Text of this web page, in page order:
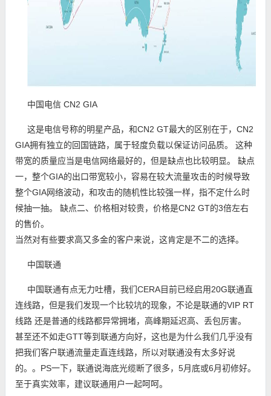
中国电信 CN2 GIA
这是电信号称的明星产品，和CN2 GT最大的区别在于，CN2
GIA拥有独立的回国链路，属于轻度负载以保证访问品质。 这种
带宽的质量应当是电信网络最好的，但是缺点也比较明显。 缺点
一，整个GIA的出口带宽较小，容易在较大流量攻击的时候导致
整个GIA网络波动，和攻击的随机性比较强一样，指不定什么时
候抽一抽。 缺点二、价格相对较贵，价格是CN2 GT的3倍左右
的售价。
当然对有些要求高又多金的客户来说，这肯定是不二的选择。
中国联通
中国联通有点无力吐槽，我们CERA目前已经启用20G联通直
连线路，但是我们发现一个比较坑的现象，不论是联通的VIP RT
线路 还是普通的线路都异常拥堵，高峰期延迟高、丢包厉害。
甚至还不如走GTT等到联通方向好，这也是为什么我们几乎没有
把我们客户联通流量走直连线路，所以对联通没有太多好说
的。。PS一下，联通说海底光缆断了很多，5月底或6月初修好。
至于真实效率，建议联通用户一起呵呵。